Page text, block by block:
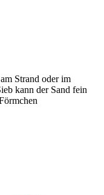
Strand oder im
kann der Sand fein